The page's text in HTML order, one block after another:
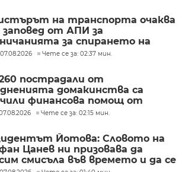
на транспорта очаква
заповед от АПИ за
за спирането на
трафик
Чете се за: 02:37 мин.
пострадали от
домакинства са
финансова помощ от
министерство
Чете се за: 02:15 мин.
Йотова: Словото на
Цанев ни призовава да
смисъла във времето и да се